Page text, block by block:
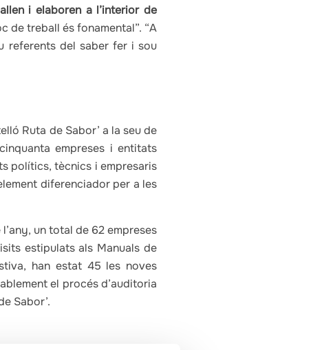
i elaboren a l’interior de
de treball és fonamental”. “A
referents del saber fer i sou
Ruta de Sabor’ a la seu de
empreses i entitats
polítics, tècnics i empresaris
diferenciador per a les
un total de 62 empreses
estipulats als Manuals de
han estat 45 les noves
el procés d’auditoria
Sabor’.